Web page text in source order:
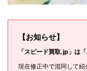
【お知らせ】
「スピード買取.jp」は
現在修正中で混同して